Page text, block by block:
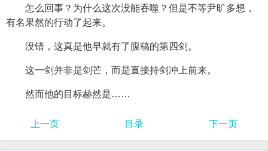
怎么回事？为什么这次没能吞噬？但是不等尹旷多想，
有名果然的行动了起来。
没错，这真是他早就有了腹稿的第四剑。
这一剑并非是剑芒，而是直接持剑冲上前来。
然而他的目标赫然是……
上一页 目录 下一页